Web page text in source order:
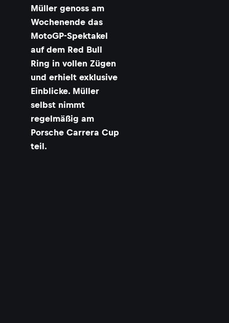
Müller genoss am
Wochenende das
MotoGP-Spektakel
auf dem Red Bull
Ring in vollen Zügen
und erhielt exklusive
Einblicke. Müller
selbst nimmt
regelmäßig am
Porsche Carrera Cup
teil.